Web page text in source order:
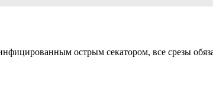
острым секатором, все срезы